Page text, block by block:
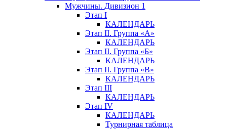
Мужчины. Дивизион 1
Этап I
КАЛЕНДАРЬ
Этап II. Группа «А»
КАЛЕНДАРЬ
Этап II. Группа «Б»
КАЛЕНДАРЬ
Этап II. Группа «В»
КАЛЕНДАРЬ
Этап III
КАЛЕНДАРЬ
Этап IV
КАЛЕНДАРЬ
Турнирная таблица